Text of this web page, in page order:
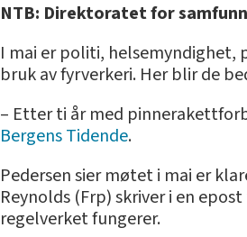
NTB: Direktoratet for
I mai er politi, helsemyndighet,
bruk av fyrverkeri. Her blir de
– Etter ti år med
Bergens Tidende.
Pedersen sier møtet i mai er
Reynolds (Frp) skriver i en
regelverket fungerer.